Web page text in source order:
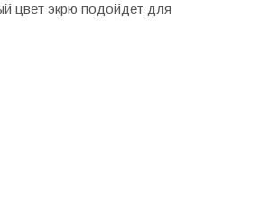
цвет экрю подойдет для